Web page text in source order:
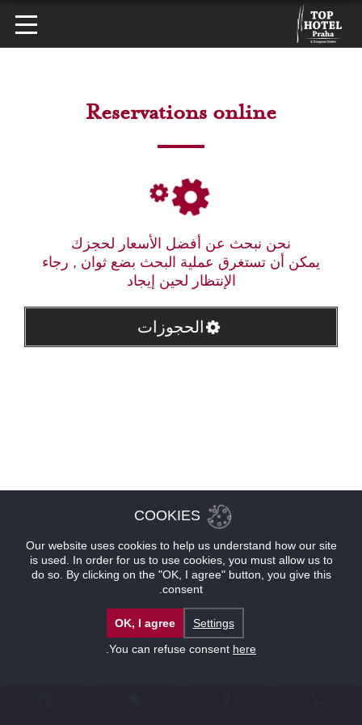
Reservations online
نحن نبحث عن أفضل الأسعار لحجزك
يمكن أن تستغرق عملية البحث بضع ثوان , رجاء
الإنتظار لحين إيجاد
الحجوزات
COOKIES
Our website uses cookies to help us understand how our site
is used. In order for us to use cookies, you must allow us to
do so. By clicking on the "OK, I agree" button, you give this
consent.
Settings
OK, I agree
You can refuse consent here
.